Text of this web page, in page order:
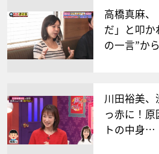
高橋真麻、
だ」と叩
の一言”か
川田裕美
っ赤に！原
トの中身…